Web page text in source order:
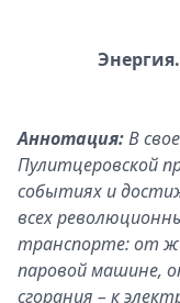
Аннотация:В
Пулитцеровской
событиях и
всех
транспорте: от
паровой машине,
сгорания – к